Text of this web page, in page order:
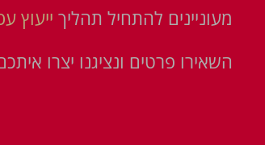
מעוניינים להתחיל תהליך ייעוץ
השאירו פרטים ונציגנו יצרו